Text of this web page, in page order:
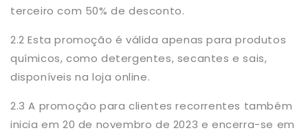
terceiro com 50% de desconto.
2.2 Esta promoção é válida apenas para produtos
químicos, como detergentes, secantes e sais,
disponíveis na loja online.
2.3 A promoção para clientes recorrentes também
inicia em 20 de novembro de 2023 e encerra-se em